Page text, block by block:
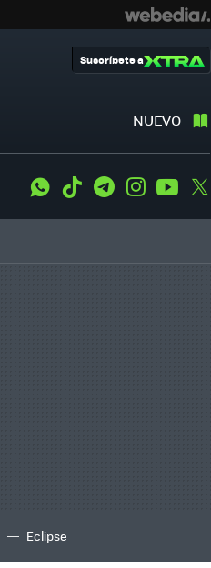
NUEVO
Suscríbete a
WhatsApp
Tiktok TelegramInstagram
Eclipse